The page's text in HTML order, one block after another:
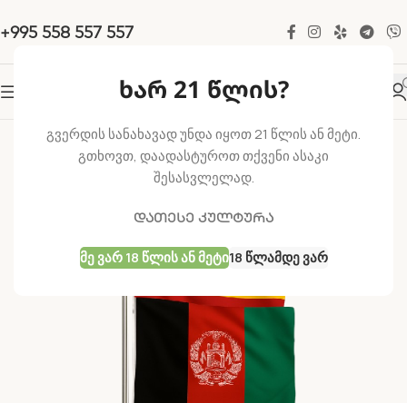
ხარ 21 წლის?
გვერდის სანახავად უნდა იყოთ 21 წლის ან მეტი.
გთხოვთ, დაადასტუროთ თქვენი ასაკი
შესასვლელად.
დათესე კულტურა
Მე Ვარ 18 Წლის Ან Მეტი18 Წლამდე Ვარ
+995 558 557 557